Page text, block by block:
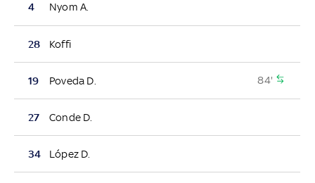
4 Nyom A.
28 Koffi
19 Poveda D. 84'
27 Conde D.
34 López D.